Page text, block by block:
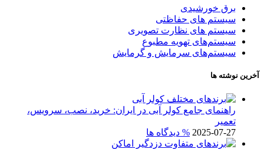
برق خورشیدی
سیستم های حفاظتی
سیستم های نظارت تصویری
سیستم‌های تهویه مطبوع
سیستم‌های سرمایش و گرمایش
آخرین نوشته ها
راهنمای جامع کولر آبی در ایران: خرید، نصب، سرویس،
تعمیر
2025-07-27 % دیدگاه ها